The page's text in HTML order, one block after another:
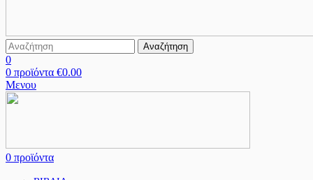
Αναζήτηση
0
0 προϊόντα €0.00
Μενου
0 προϊόντα